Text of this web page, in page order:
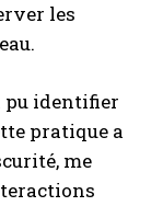
les
pu identifier
pratique a
me